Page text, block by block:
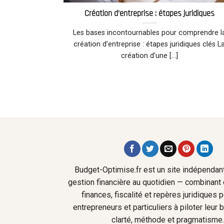
Création d’entreprise : étapes juridiques
Les bases incontournables pour comprendre
création d’entreprise : étapes juridiques clés
création d’une [...]
Budget-Optimise.fr est un site
gestion financière au quotidien — combinant
finances, fiscalité et repères juridiques
entrepreneurs et particuliers à piloter leur
clarté, méthode et pragmatisme.